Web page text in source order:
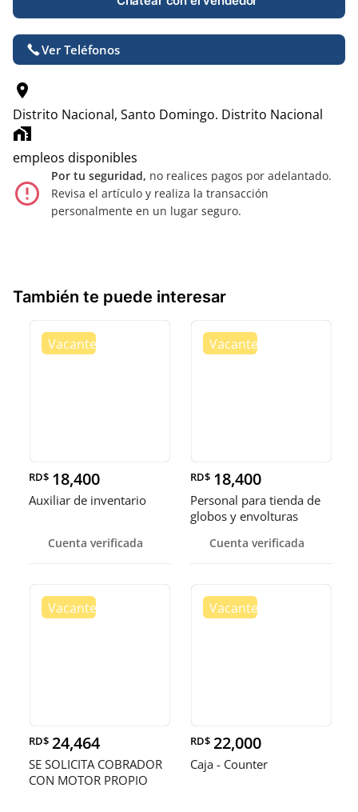
Ver Teléfonos
location_on
Distrito Nacional, Santo Domingo. Distrito Nacional
home_work
empleos disponibles
error_outline
Por tu seguridad, no realices pagos por adelantado.
Revisa el artículo y realiza la transacción
personalmente en un lugar seguro.
También te puede interesar
RD$ 18,400
Auxiliar de inventario
Cuenta verificada
RD$ 18,400
Personal para tienda de
globos y envolturas
Cuenta verificada
RD$ 24,464
SE SOLICITA COBRADOR
CON MOTOR PROPIO
RD$ 22,000
Caja - Counter